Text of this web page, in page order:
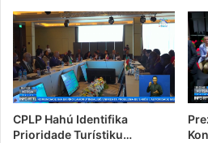
CPLP Hahú Identifika
Prioridade Turístiku…